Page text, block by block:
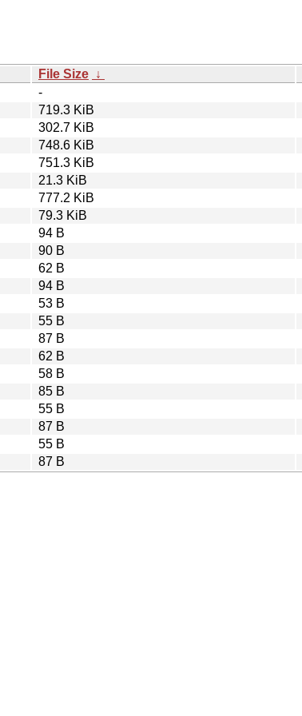
File Size ↓
-
719.3 KiB
302.7 KiB
748.6 KiB
751.3 KiB
21.3 KiB
777.2 KiB
79.3 KiB
94 B
90 B
62 B
94 B
53 B
55 B
87 B
62 B
58 B
85 B
55 B
87 B
55 B
87 B